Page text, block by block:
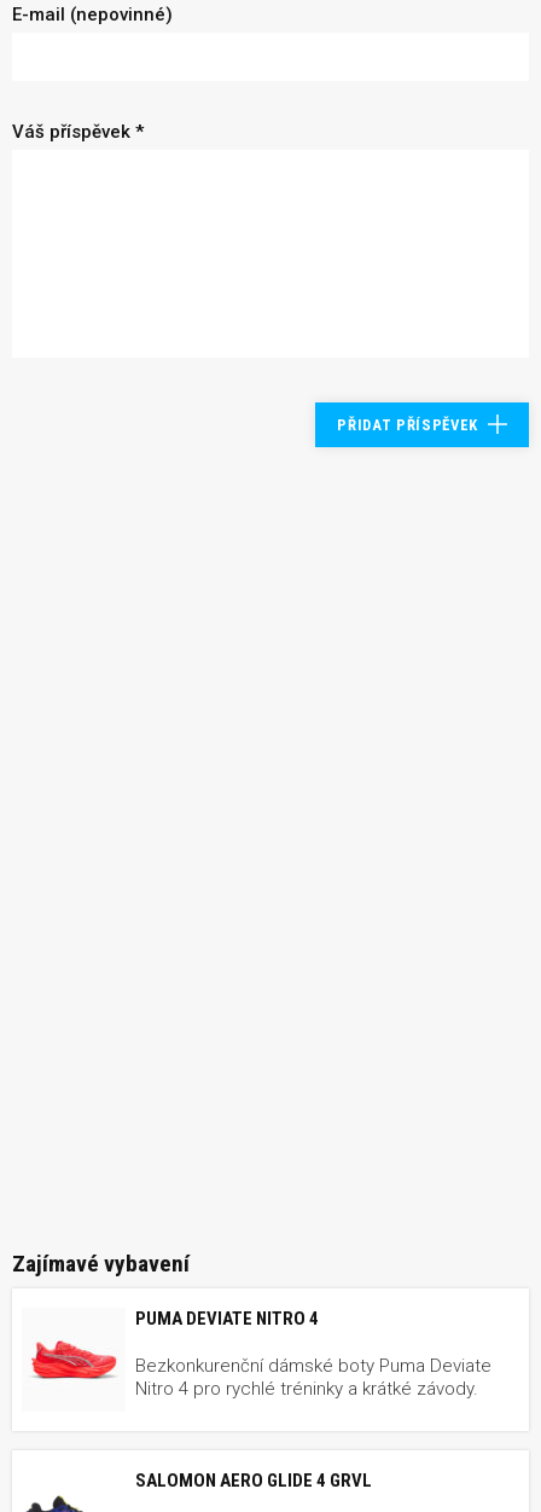
E-mail (nepovinné)
Váš příspěvek *
PŘIDAT PŘÍSPĚVEK
Zajímavé vybavení
PUMA DEVIATE NITRO 4
Bezkonkurenční dámské boty Puma Deviate
Nitro 4 pro rychlé tréninky a krátké závody.
SALOMON AERO GLIDE 4 GRVL